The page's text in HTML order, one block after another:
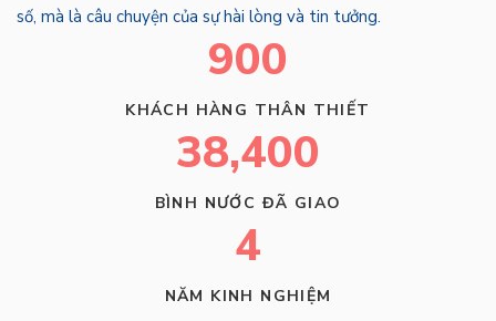
số, mà là câu chuyện của sự hài lòng và tin tưởng.
900
KHÁCH HÀNG THÂN THIẾT
38,400
BÌNH NƯỚC ĐÃ GIAO
4
NĂM KINH NGHIỆM